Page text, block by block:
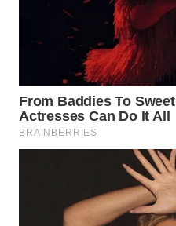
TAPANULI
SAMOSIR
WN
PADANG
SUMEDANG